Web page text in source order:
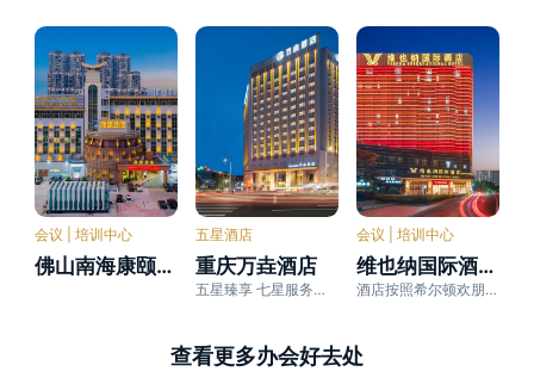
会议 | 培训中心
佛山南海康颐酒店（华翠路地铁站店）
五星酒店
重庆万垚酒店
五星臻享 七星服务。方寸间，把东方之美和现代的时尚轻盈充分融合，实现极致共舞。
会议 | 培训中心
维也纳国际酒店（广州宝能演艺中心香雪地铁站店）
酒店按照希尔顿欢朋建造
查看更多办会好去处